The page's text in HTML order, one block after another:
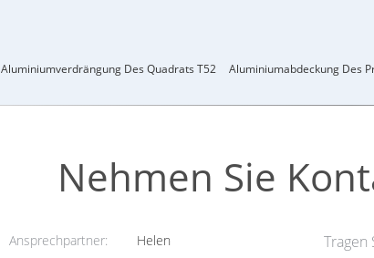
Aluminiumverdrängung Des Quadrats T52 Aluminiumabdeckung Des
Nehmen Sie
Ansprechpartner:
Helen
Tragen